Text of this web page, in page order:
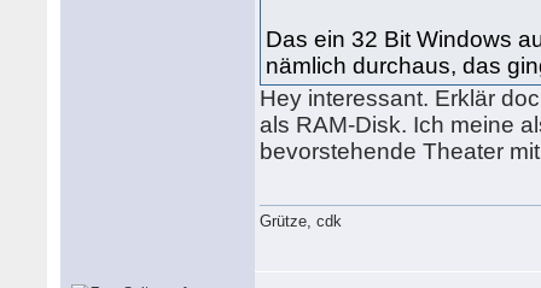
Das ein 32 Bit Windows
nämlich durchaus, das
Hey interessant. Erklär
als RAM-Disk. Ich meine
bevorstehende Theater
Grütze, cdk